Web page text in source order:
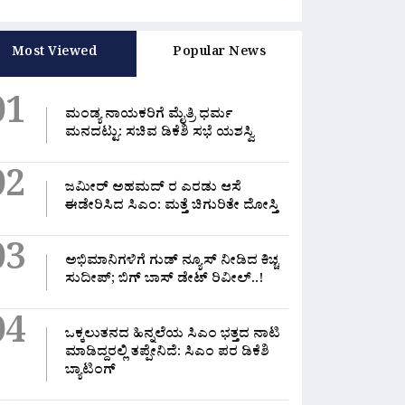
Most Viewed Popular News
ಮಂಡ್ಯ ನಾಯಕರಿಗೆ ಮೈತ್ರಿ ಧರ್ಮ
ಮನದಟ್ಟು: ಸಚಿವ ಡಿಕೆಶಿ ಸಭೆ ಯಶಸ್ವಿ
ಜಮೀರ್ ಅಹಮದ್ ರ ಎರಡು ಆಸೆ
ಈಡೇರಿಸಿದ ಸಿಎಂ: ಮತ್ತೆ ಚಿಗುರಿತೇ ದೋಸ್ತಿ
ಅಭಿಮಾನಿಗಳಿಗೆ ಗುಡ್ ನ್ಯೂಸ್ ನೀಡಿದ ಕಿಚ್ಚ
ಸುದೀಪ್; ಬಿಗ್ ಬಾಸ್ ಡೇಟ್ ರಿವೀಲ್..!
ಒಕ್ಕಲುತನದ ಹಿನ್ನಲೆಯ ಸಿಎಂ ಭತ್ತದ ನಾಟಿ
ಮಾಡಿದ್ದರಲ್ಲಿ‌ ತಪ್ಪೇನಿದೆ: ಸಿಎಂ ಪರ ಡಿಕೆಶಿ
ಬ್ಯಾಟಿಂಗ್